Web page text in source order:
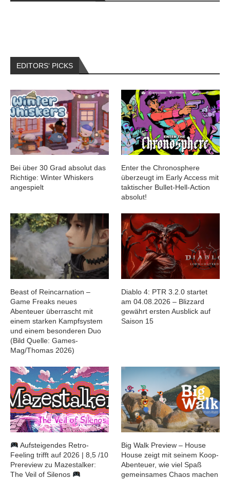
EDITORS‘ PICKS
Bei über 30 Grad absolut das
Richtige: Winter Whiskers
angespielt
Enter the Chronosphere
überzeugt im Early Access mit
taktischer Bullet-Hell-Action
absolut!
Beast of Reincarnation –
Game Freaks neues
Abenteuer überrascht mit
einem starken Kampfsystem
und einem besonderen Duo
(Bild Quelle: Games-
Mag/Thomas 2026)
Diablo 4: PTR 3.2.0 startet
am 04.08.2026 – Blizzard
gewährt ersten Ausblick auf
Saison 15
Aufsteigendes Retro-
Feeling trifft auf 2026 | 8,5 /10
Prereview zu Mazestalker:
The Veil of Silenos
Big Walk Preview – House
House zeigt mit seinem Koop-
Abenteuer, wie viel Spaß
gemeinsames Chaos machen